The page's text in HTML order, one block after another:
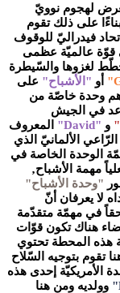
لهجوم نوويّ
على ذلك تقوم
فيدراليّ للوقوف
قوّة عالميّة عظمى
لغزوها والسّيطرة
أو "الأشباح" على
هم وحدة خاصّة من
في الجيش
و "David"
المعروف
الألمانيّ الذي
الوحدة الخاصة في
مهمة الأشباح‚
"وحدة الأشباح"
لا يعرفان أنّ
في مهمّة متقدّمة
هناك تكون قوّات
هذه المحطة تحتوي
تقوم بتوجيه السّلاح
الأمريكيّة إحدى هذه
وولديه ومن هنا